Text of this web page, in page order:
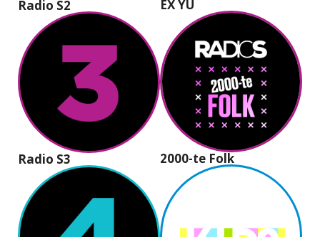
Radio S2
Radio S3
EX YU
2000-te Folk